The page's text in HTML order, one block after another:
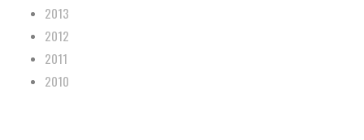
2013
2012
2011
2010